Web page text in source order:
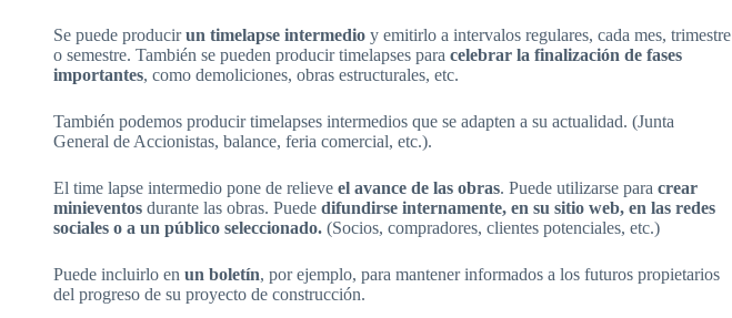
Se puede producirun timelapse intermedio y emitirlo a intervalos regulares, cada mes, trimestre
o semestre. También se pueden producir timelapses para celebrar la finalización de fases
importantes, como demoliciones, obras estructurales, etc.
También podemos producir timelapses intermedios que se adapten a su actualidad. (Junta
General de Accionistas, balance, feria comercial, etc.).
El time lapse intermedio pone de relieve el avance de las obras. Puede utilizarse para crear
minieventos durante las obras. Puede difundirse internamente, en su sitio web, en las redes
sociales o a un público seleccionado. (Socios, compradores, clientes potenciales, etc.)
Puede incluirlo en un boletín, por ejemplo, para mantener informados a los futuros propietarios
del progreso de su proyecto de construcción.